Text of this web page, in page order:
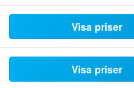
Visa priser
Visa priser